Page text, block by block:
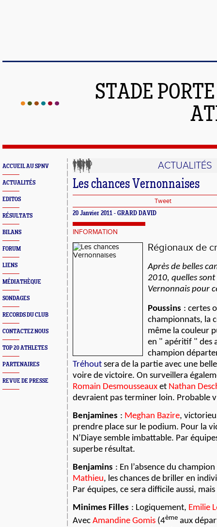
STADE
ACCUEIL AU SPNV
ACTUALITÉS
EDITOS
RÉSULTATS
BILANS
FORUM
LIENS
MÉDIATHÈQUE
SONDAGES
RECORDS DU CLUB
CONTACTEZ NOUS
TOP 20 ATHLETES
PARTENAIRES
REVUE DE PRESSE
ACTUALITÉS
Les chances Vernonnaises
Tweet
20 Janvier 2011 - GRARD DAVID
INFORMATION
Régionaux de
Après de belles
2010, quelles sont
Vernonnais pour
Poussins : certes
championnats, la
même la couleur
en " apéritif " des
champion
Tréhout sera de la partie avec une
voire de victoire. On surveillera
Romain Desmousseaux et Nathan
devraient pas terminer loin. Probable
Benjamines : Meghan Bazire,
prendre place sur le podium. Pour la
N’Diaye semble imbattable. Par
superbe résultat.
Benjamins : En l’absence du
Mathieu, les chances de briller en
Par équipes, ce sera difficile aussi,
Minimes Filles : Logiquement, Emilie
Avec Amandine Gomis (4ème aux